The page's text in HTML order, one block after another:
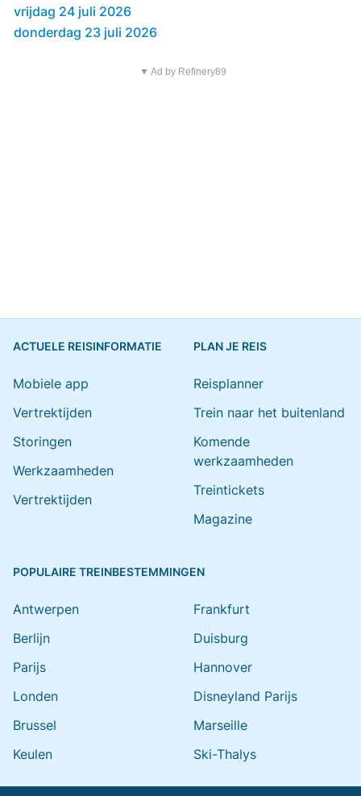
vrijdag 24 juli 2026
donderdag 23 juli 2026
▼ Ad by Refinery89
ACTUELE REISINFORMATIE
Mobiele app
Vertrektijden
Storingen
Werkzaamheden
Vertrektijden
PLAN JE REIS
Reisplanner
Trein naar het buitenland
Komende
werkzaamheden
Treintickets
Magazine
POPULAIRE TREINBESTEMMINGEN
Antwerpen
Berlijn
Parijs
Londen
Brussel
Keulen
Frankfurt
Duisburg
Hannover
Disneyland Parijs
Marseille
Ski-Thalys